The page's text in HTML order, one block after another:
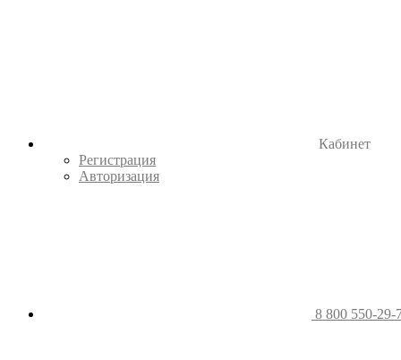
Кабинет
Регистрация
Авторизация
8 800 550-29-